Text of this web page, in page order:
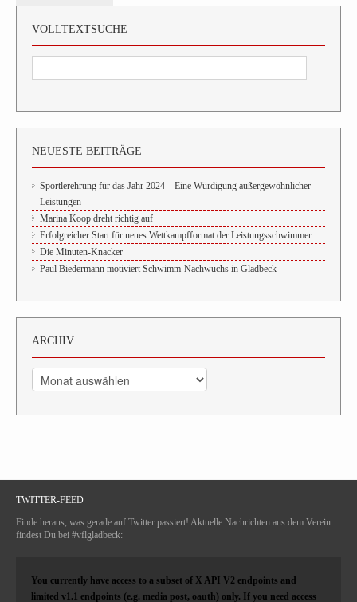
VOLLTEXTSUCHE
NEUESTE BEITRÄGE
Sportlerehrung für das Jahr 2024 – Eine Würdigung außergewöhnlicher
Leistungen
Marina Koop dreht richtig auf
Erfolgreicher Start für neues Wettkampfformat der Leistungsschwimmer
Die Minuten-Knacker
Paul Biedermann motiviert Schwimm-Nachwuchs in Gladbeck
ARCHIV
Archiv
TWITTER-FEED
Finde heraus, was gerade auf Twitter passiert! Aktuelle Nachrichten aus dem Verein
findest Du bei #vflgladbeck:
You currently have access to a subset of X API V2 endpoints and
limited v1.1 endpoints (e.g. media post, oauth) only. If you need access